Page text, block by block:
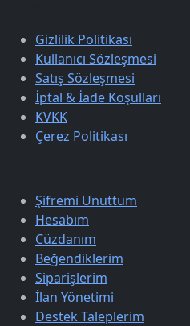
Gizlilik Politikası
Kullanıcı Sözleşmesi
Satış Sözleşmesi
İptal & İade Koşulları
KVKK
Çerez Politikası
Şifremi Unuttum
Hesabım
Cüzdanım
Beğendiklerim
Siparişlerim
İlan Yönetimi
Destek Taleplerim